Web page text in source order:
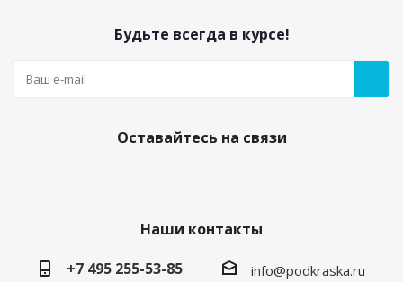
Будьте всегда в курсе!
Оставайтесь на связи
Наши контакты
+7 495 255-53-85
info@podkraska.ru